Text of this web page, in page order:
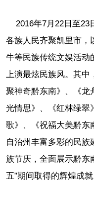
2016年7月22日至23
各族人民齐聚凯里市，
牛等民族传统文娱活动
上演最炫民族风。其中
聚神奇黔东南》、《龙
光情思》、《红林绿翠
歌》、《祝福大美黔东
自治州丰富多彩的民族
族节庆，全面展示黔东
五”期间取得的辉煌成就